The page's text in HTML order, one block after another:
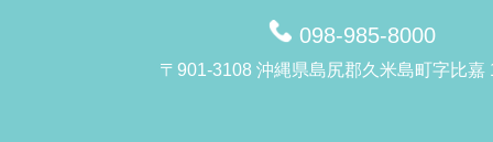
098-985-8000
〒901-3108 沖縄県島尻郡久米島町字比嘉